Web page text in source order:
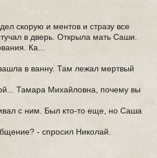
скорую и ментов и стразу все
в дверь. Открыла мать Саши.
Ка...
в ванну. Там лежал мертвый
Тамара Михайловна, почему вы
с ним. Был кто-то еще, но Саша
- спросил Николай.